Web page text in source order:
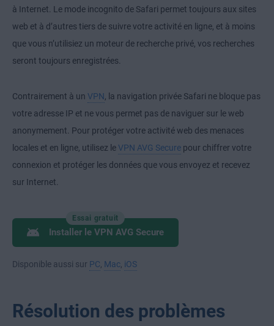
à Internet. Le mode incognito de Safari permet toujours aux sites
web et à d’autres tiers de suivre votre activité en ligne, et à moins
que vous n’utilisiez un moteur de recherche privé, vos recherches
seront toujours enregistrées.
Contrairement à un VPN, la navigation privée Safari ne bloque pas
votre adresse IP et ne vous permet pas de naviguer sur le web
anonymement. Pour protéger votre activité web des menaces
locales et en ligne, utilisez leVPN AVG Secure pour chiffrer votre
connexion et protéger les données que vous envoyez et recevez
sur Internet.
Essai gratuit
Installer le VPN AVG Secure
Disponible aussi sur PC, Mac, iOS
Résolution des problèmes